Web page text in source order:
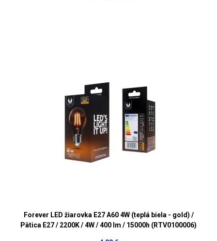
Forever LED žiarovka E27 A60 4W (teplá biela - gold) /
Pätica E27 / 2200K / 4W / 400 lm / 15000h (RTV0100006)